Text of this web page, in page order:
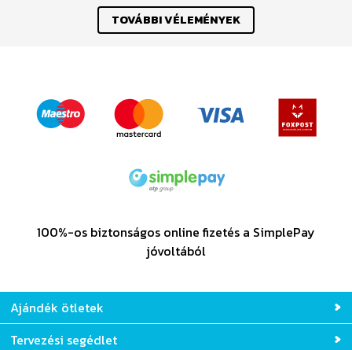
TOVÁBBI VÉLEMÉNYEK
100%-os biztonságos online fizetés a SimplePay
jóvoltából
Ajándék ötletek
Tervezési segédlet